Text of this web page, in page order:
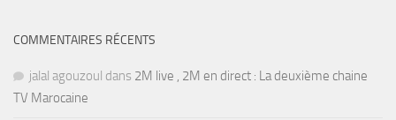
COMMENTAIRES RÉCENTS
jalal agouzoul dans 2M live , 2M en direct : La deuxième chaine
TV Marocaine